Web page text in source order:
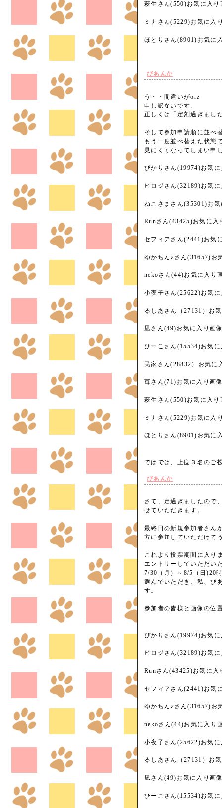
萩生さん(550)お気に入
ミナさん(5229)お気に入
ほとりさん(8901)お気に
びあんか
う・・間違いがorz
申し訳ないです。
正しくは「定刻過ぎまし
そして参加申請順に並べ
もう一度並べ替えた状態
見にくくなってしまい申
ぴかりさん(19974)お気
ヒロジさん(32189)お気
ねこさまさん(35301)お
Runさん(43425)お気に入
セフィアさん(2441)お気
ゆかちん♪さん(31657)お
nekoさん(44)お気に入り
小夜子さん(25622)お気
るしあさん（27131）お
凪さん(49)お気に入り画
ひーこさん(15534)お気
民家さん(28832）お気に
苺さん(71)お気に入り画
萩生さん(550)お気に入
ミナさん(5229)お気に入
ほとりさん(8901)お気に
ではでは、上位３名の
びあんか
さて、定過ぎましたので
せていただきます。
最終日の新規参加者さん
方に参加していただけて
これより投票期間に入り
エントリーしていただい
7/30（月）～8/5（日)20
選んでいただき、私、び
す。
参加者の皆様と画像の位
ぴかりさん(19974)お気
ヒロジさん(32189)お気
Runさん(43425)お気に入
セフィアさん(2441)お気
ゆかちん♪さん(31657)お
nekoさん(44)お気に入り
小夜子さん(25622)お気
るしあさん（27131）お
凪さん(49)お気に入り画
ひーこさん(15534)お気